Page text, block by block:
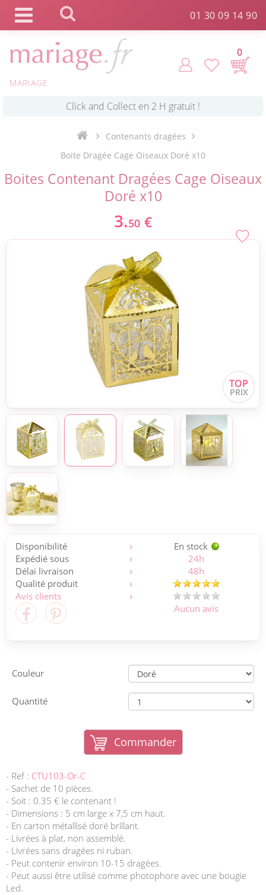
01 30 09 14 90
MARIAGE
0
Commande expédiée en 24h ! *
Livraison point relais gratuit dès 89 € ! *
Payez votre commande en 4X sans frais
Contenants dragées
Boite Dragée Cage Oiseaux Doré x10
Boites Contenant Dragées Cage Oiseaux
Doré x10
3.50 €
Disponibilité
En stock
Expédié sous
24h
Délai livraison
48h
Qualité produit
Avis clients
Aucun avis
Couleur
Quantité
Commander
- Ref : CTU103-Or-C
- Sachet de 10 pièces.
- Soit : 0.35 € le contenant !
- Dimensions : 5 cm large x 7,5 cm haut.
- En carton métallisé doré brillant.
- Livrées à plat, non assemblé.
- Livrées sans dragées ni ruban.
- Peut contenir environ 10-15 dragées.
- Peut aussi être utilisé comme photophore avec une bougie
Led.
Panneau de gestion des cookies